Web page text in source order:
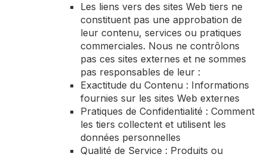
Les liens vers des sites Web tiers ne
constituent pas une approbation de
leur contenu, services ou pratiques
commerciales. Nous ne contrôlons
pas ces sites externes et ne sommes
pas responsables de leur :
Exactitude du Contenu : Informations
fournies sur les sites Web externes
Pratiques de Confidentialité : Comment
les tiers collectent et utilisent les
données personnelles
Qualité de Service : Produits ou